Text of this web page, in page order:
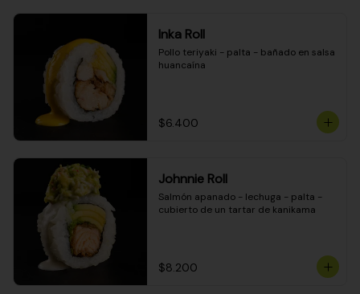
Inka Roll
Pollo teriyaki - palta - bañado en salsa
huancaína
$6.400
Johnnie Roll
Salmón apanado - lechuga - palta -
cubierto de un tartar de kanikama
$8.200